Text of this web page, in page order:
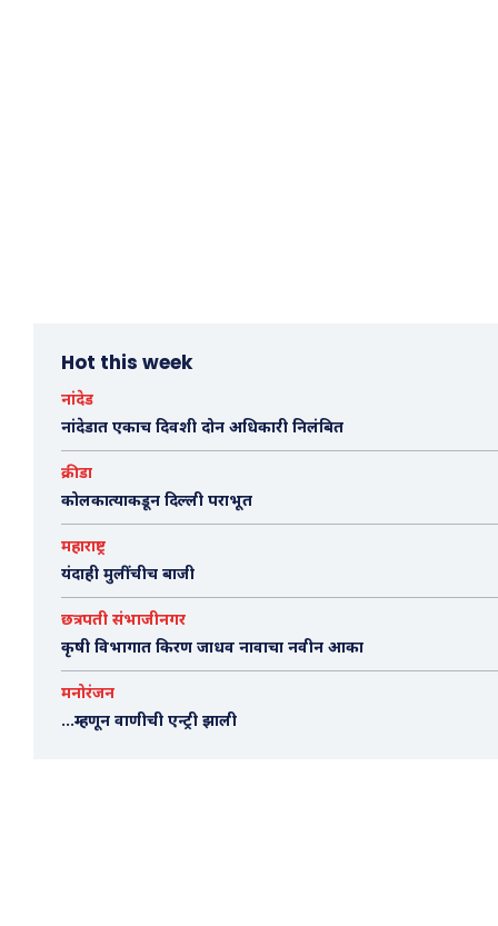
Hot this week
नांदेड
नांदेडात एकाच दिवशी दोन अधिकारी निलंबित
क्रीडा
कोलकात्याकडून दिल्ली पराभूत
महाराष्ट्र
यंदाही मुलींचीच बाजी
छत्रपती संभाजीनगर
कृषी विभागात किरण जाधव नावाचा नवीन आका
मनोरंजन
…म्हणून वाणीची एन्ट्री झाली